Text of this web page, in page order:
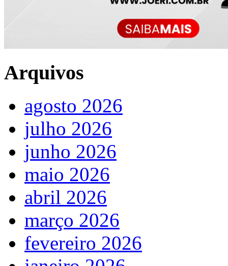
Arquivos
agosto 2026
julho 2026
junho 2026
maio 2026
abril 2026
março 2026
fevereiro 2026